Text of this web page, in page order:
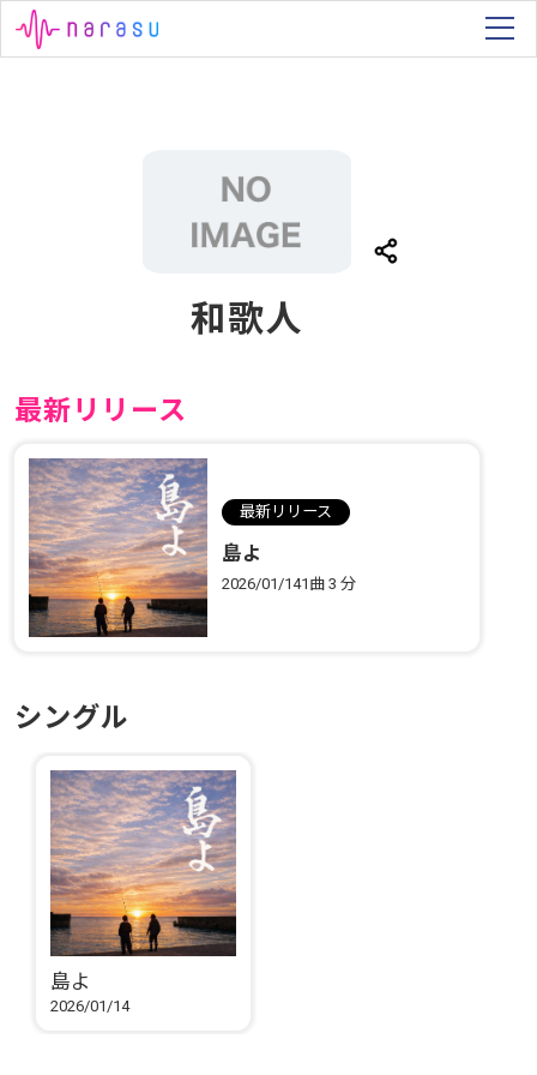
和歌人
最新リリース
最新リリース
島よ
2026/01/141曲3 分
シングル
島よ
2026/01/14